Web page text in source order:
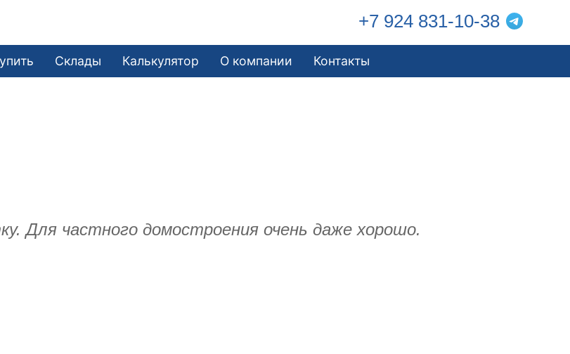
+7 924 831-10-38
Склады Калькулятор О компании Контакты
Для частного домостроения очень даже хорошо.